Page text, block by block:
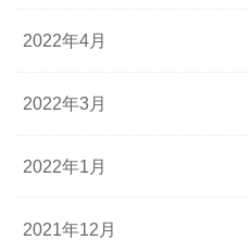
2022年4月
2022年3月
2022年1月
2021年12月